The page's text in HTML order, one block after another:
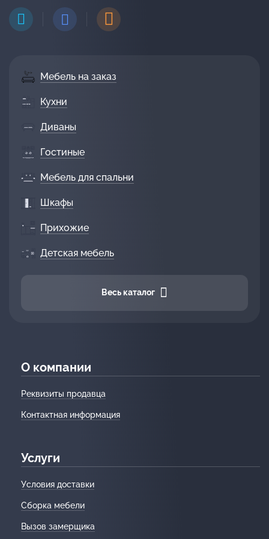
Мебель на заказ
Кухни
Диваны
Гостиные
Мебель для спальни
Шкафы
Прихожие
Детская мебель
Весь каталог
О компании
Реквизиты продавца
Контактная информация
Услуги
Условия доставки
Сборка мебели
Вызов замерщика